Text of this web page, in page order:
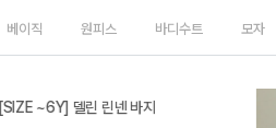
베이직 원피스 바디수트 모자
밀라 아기 셋업